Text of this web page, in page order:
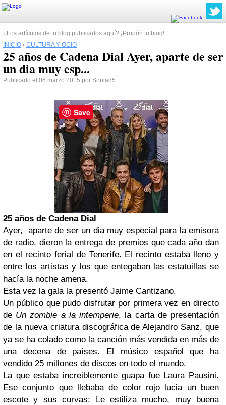
¿Los artículos de tu blog publicados aquí? ¡Propón tu blog!
INICIO › CULTURA Y OCIO
25 años de Cadena Dial Ayer, aparte de ser
un dia muy esp...
Publicado el 06 marzo 2015 por Sonia85
25 años de Cadena Dial
Ayer,
aparte de ser un dia muy especial para la emisora
de radio, dieron la entrega de premios que cada año dan
en el recinto ferial de Tenerife. El recinto estaba lleno y
entre los artistas y los que entegaban las estatuillas se
hacía la noche amena.
Esta vez la gala la presentó Jaime Cantizano.
Un público que pudo disfrutar por primera vez en directo
de Un zombie a la intemperie, la carta de presentación
de la nueva criatura discográfica de Alejandro Sanz, que
ya se ha colado como la canción más vendida en más de
una decena de países. El músico español que ha
vendido 25 millones de discos en todo el mundo.
La que estaba increiblemente guapa fue Laura Pausini.
Ese conjunto que llebaba de color rojo lucia un buen
escote y sus curvas; Le estiliza mucho, muy buena
Save